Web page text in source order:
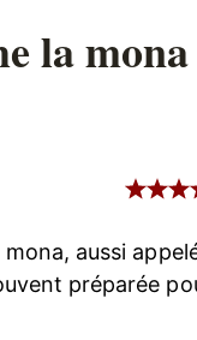
la
aussi
préparée